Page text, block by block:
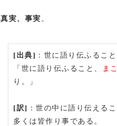
真実、事実。
[出典] ：世に語り伝ふるこ
「世に語り伝ふること、
ま
り。」
[訳] ：世の中に語り伝えるこ
多くは皆作り事である。